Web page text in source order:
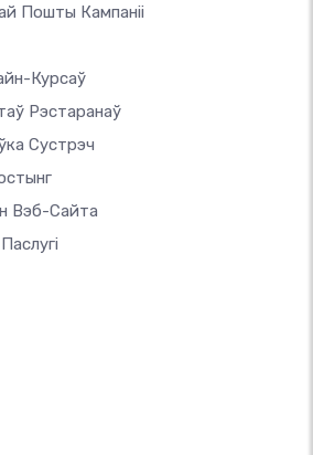
Пошты Кампаніі
Курсаў
Рэстаранаў
Сустрэч
Вэб-Сайта